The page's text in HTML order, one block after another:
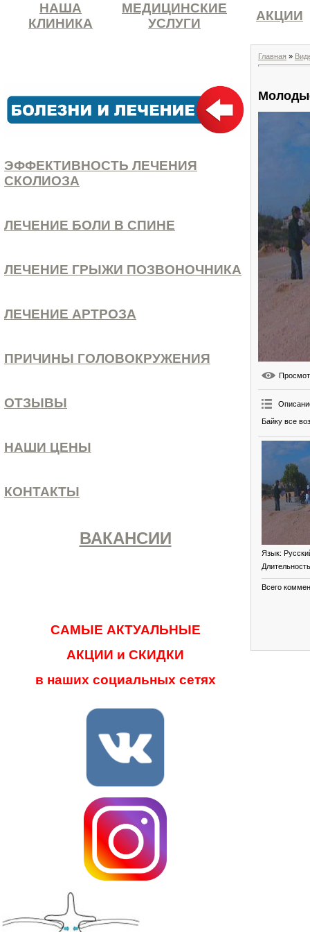
НАША
КЛИНИКА
МЕДИЦИНСКИЕ
УСЛУГИ
АКЦИИ
ЭФФЕКТИВНОСТЬ ЛЕЧЕНИЯ
СКОЛИОЗА
ЛЕЧЕНИЕ БОЛИ В СПИНЕ
ЛЕЧЕНИЕ ГРЫЖИ ПОЗВОНОЧНИКА
ЛЕЧЕНИЕ АРТРОЗА
ПРИЧИНЫ ГОЛОВОКРУЖЕНИЯ
ОТЗЫВЫ
НАШИ ЦЕНЫ
КОНТАКТЫ
ВАКАНСИИ
САМЫЕ АКТУАЛЬНЫЕ
АКЦИИ и СКИДКИ
в наших социальных сетях
Главная »
Байку все
Язык:
Всего